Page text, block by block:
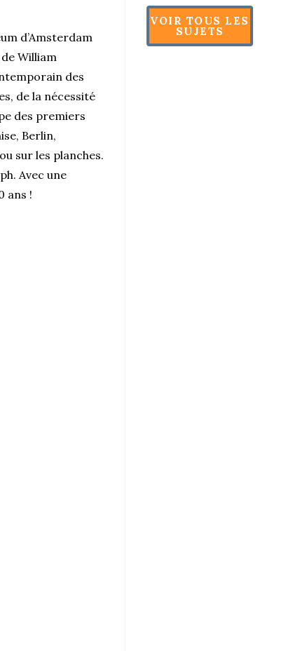
d’Amsterdam
William
des
de la nécessité
des premiers
Berlin,
sur les planches.
Avec une
ans !
VOIR TOUS LES
SUJETS